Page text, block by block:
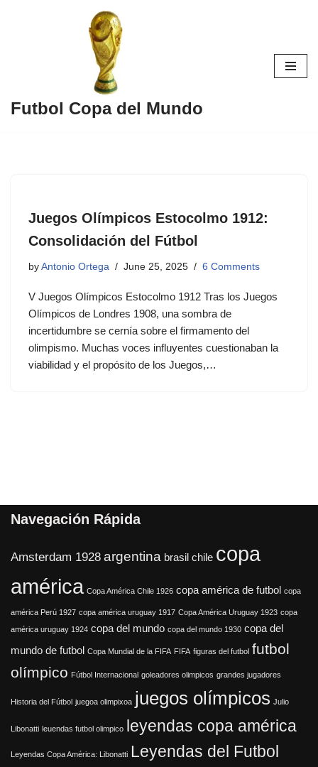
Futbol Copa del Mundo
Juegos Olímpicos Estocolmo 1912:
Consolidación del Fútbol
by Antonio Ortega June 25, 2025 6 Comments
V Juegos Olímpicos Estocolmo 1912 Tras los Juegos
Olímpicos de Londres 1908, una sombra de
incertidumbre se cernía sobre el firmamento del
olimpismo. Muchas voces influyentes cuestionaban la
viabilidad y el propósito de los Juegos,…
Navegación Rápida
Amsterdam 1928 argentina brasil chile copa
américa Copa América Chile 1926 copa américa de futbol copa
américa Perú 1927 copa américa uruguay 1917 Copa América Uruguay 1923 copa
américa uruguay 1924 copa del mundo copa del mundo 1930 copa del
mundo de futbol Copa Mundial de la FIFA FIFA figuras del futbol futbol
olímpico Fútbol Internacional goleadores olimpicos grandes jugadores
Historia del Fútbol juegoa olimpixoa juegos olímpicos Julio
Libonatti leuendas futbol olimpico leyendas copa américa
Leyendas Copa América: Libonatti Leyendas del Futbol